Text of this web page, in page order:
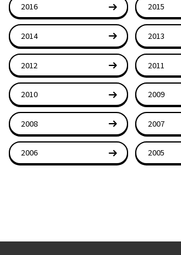
2016 2015
2014 2013
2012 2011
2010 2009
2008 2007
2006 2005